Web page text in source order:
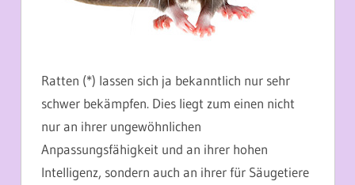
Ratten (*) lassen sich ja bekanntlich nur sehr
schwer bekämpfen. Dies liegt zum einen nicht
nur an ihrer ungewöhnlichen
Anpassungsfähigkeit und an ihrer hohen
Intelligenz, sondern auch an ihrer für Säugetiere